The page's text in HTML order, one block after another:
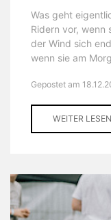
Was geht
Ridern vor, wenn
der Wind sich
wenn sie am
Gepostet am
WEITER LESEN